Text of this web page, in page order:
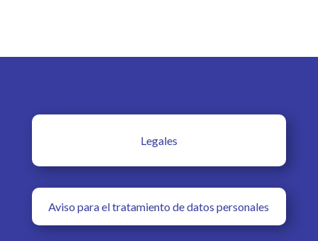
Legales
Aviso para el tratamiento de datos personales